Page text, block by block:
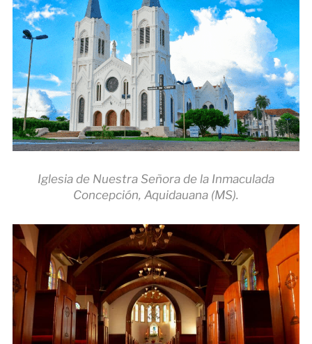
Iglesia de Nuestra Señora de la Inmaculada
Concepción, Aquidauana (MS).